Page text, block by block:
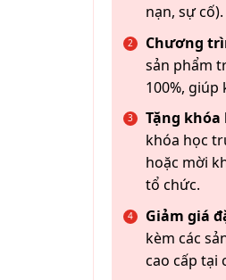
nạn, sự cố).
Chương
sản phẩm
100%,
Tặng
khóa học
hoặc mời
tổ chức.
Giảm giá
kèm các
cao cấp tại